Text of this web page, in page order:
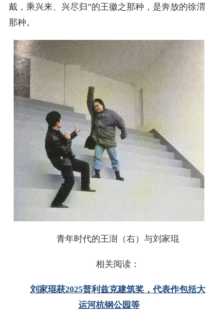
戴，乘兴来、兴尽归”的王徽之那种，是奔放的徐渭
那种。
青年时代的王澍（右）与刘家琨
相关阅读：
刘家琨获2025普利兹克建筑奖，代表作包括大
运河杭钢公园等